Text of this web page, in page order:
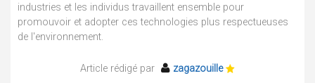
industries et les individus travaillent ensemble pour
promouvoir et adopter ces technologies plus respectueuses
de l'environnement.
Article rédigé par zagazouille